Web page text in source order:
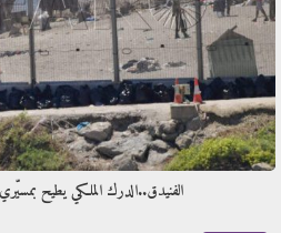
الفنيدق..الدرك الملكي يطيح